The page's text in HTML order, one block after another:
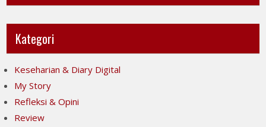
Kategori
Keseharian & Diary Digital
My Story
Refleksi & Opini
Review